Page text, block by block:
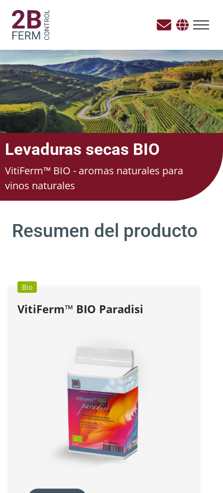
Levaduras secas BIO
VitiFerm™ BIO - aromas naturales para
vinos naturales
Resumen del producto
Bio
VitiFerm™ BIO Paradisi